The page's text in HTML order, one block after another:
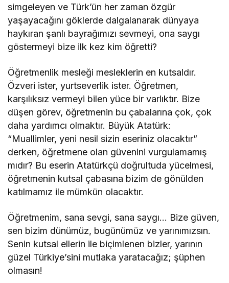
simgeleyen ve Türk’ün her zaman özgür
yaşayacağını göklerde dalgalanarak dünyaya
haykıran şanlı bayrağımızı sevmeyi, ona saygı
göstermeyi bize ilk kez kim öğretti?
Öğretmenlik mesleği mesleklerin en kutsaldır.
Özveri ister, yurtseverlik ister. Öğretmen,
karşılıksız vermeyi bilen yüce bir varlıktır. Bize
düşen görev, öğretmenin bu çabalarına çok, çok
daha yardımcı olmaktır. Büyük Atatürk:
“Muallimler, yeni nesil sizin eseriniz olacaktır”
derken, öğretmene olan güvenini vurgulamamış
mıdır? Bu eserin Atatürkçü doğrultuda yücelmesi,
öğretmenin kutsal çabasına bizim de gönülden
katılmamız ile mümkün olacaktır.
Öğretmenim, sana sevgi, sana saygı… Bize güven,
sen bizim dünümüz, bugünümüz ve yarınımızsın.
Senin kutsal ellerin ile biçimlenen bizler, yarının
güzel Türkiye’sini mutlaka yaratacağız; şüphen
olmasın!